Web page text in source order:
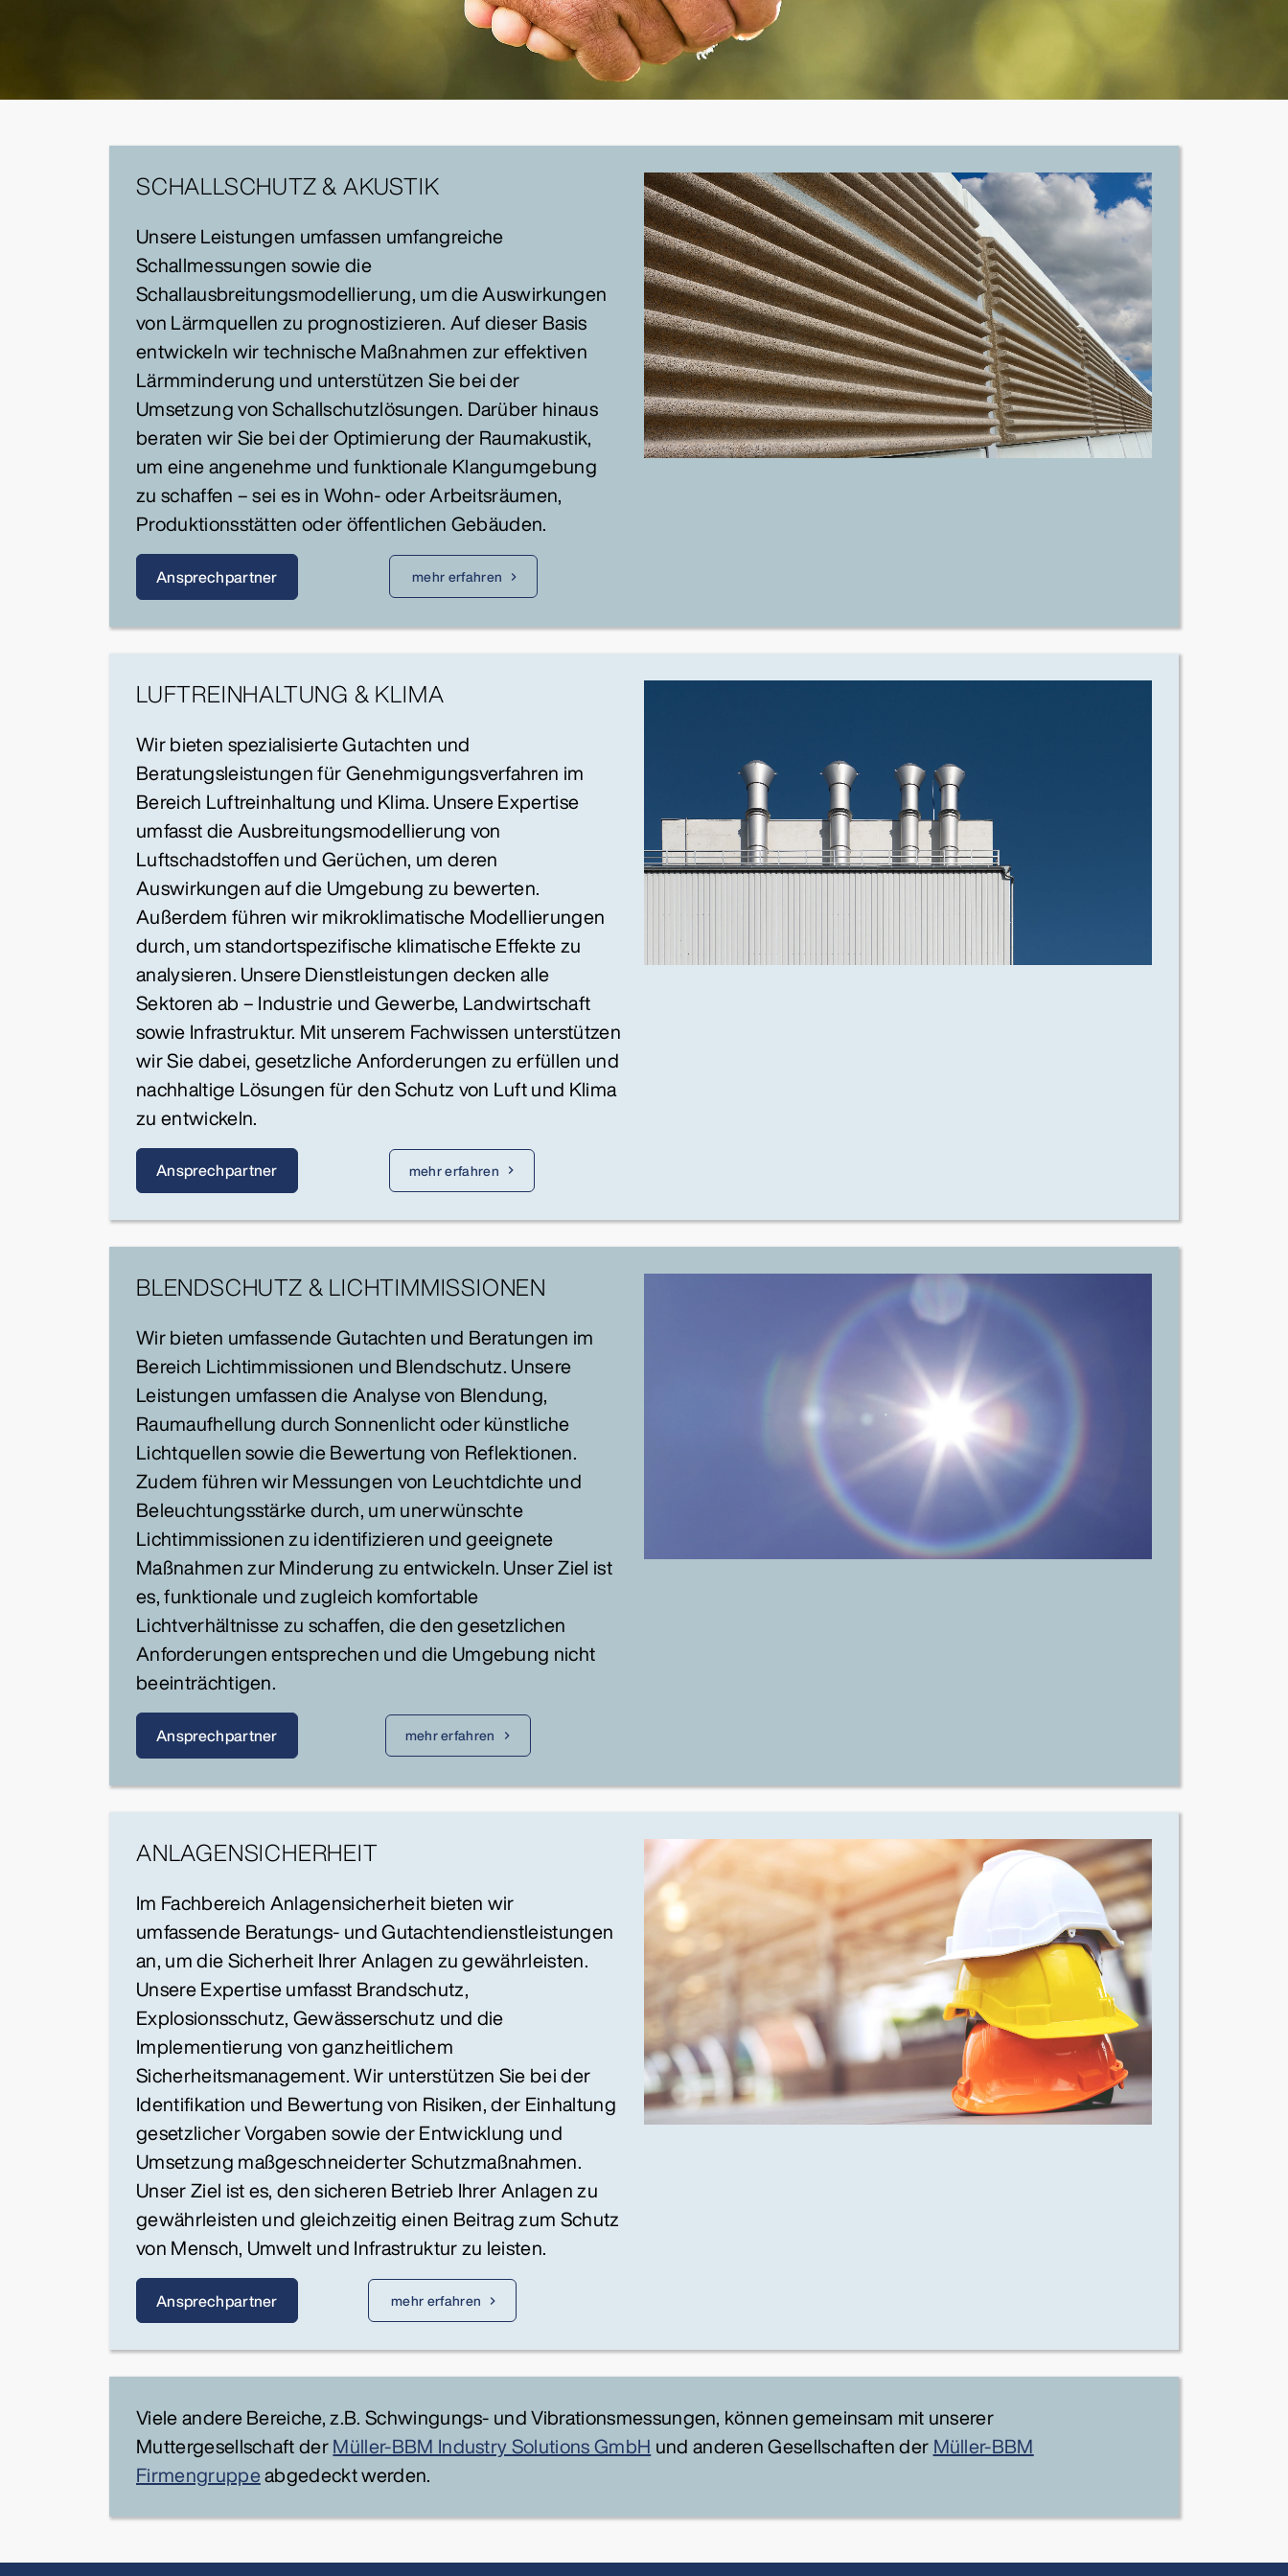
SCHALLSCHUTZ & AKUSTIK
Unsere Leistungen umfassen umfangreiche
Schallmessungen sowie die
Schallausbreitungsmodellierung, um die Auswirkungen
von Lärmquellen zu prognostizieren. Auf dieser Basis
entwickeln wir technische Maßnahmen zur effektiven
Lärmminderung und unterstützen Sie bei der
Umsetzung von Schallschutzlösungen. Darüber hinaus
beraten wir Sie bei der Optimierung der Raumakustik,
um eine angenehme und funktionale Klangumgebung
zu schaffen – sei es in Wohn- oder Arbeitsräumen,
Produktionsstätten oder öffentlichen Gebäuden.
Ansprechpartner mehr erfahren
LUFTREINHALTUNG & KLIMA
Wir bieten spezialisierte Gutachten und
Beratungsleistungen für Genehmigungsverfahren im
Bereich Luftreinhaltung und Klima. Unsere Expertise
umfasst die Ausbreitungsmodellierung von
Luftschadstoffen und Gerüchen, um deren
Auswirkungen auf die Umgebung zu bewerten.
Außerdem führen wir mikroklimatische Modellierungen
durch, um standortspezifische klimatische Effekte zu
analysieren. Unsere Dienstleistungen decken alle
Sektoren ab – Industrie und Gewerbe, Landwirtschaft
sowie Infrastruktur. Mit unserem Fachwissen unterstützen
wir Sie dabei, gesetzliche Anforderungen zu erfüllen und
nachhaltige Lösungen für den Schutz von Luft und Klima
zu entwickeln.
Ansprechpartner mehr erfahren
BLENDSCHUTZ & LICHTIMMISSIONEN
Wir bieten umfassende Gutachten und Beratungen im
Bereich Lichtimmissionen und Blendschutz. Unsere
Leistungen umfassen die Analyse von Blendung,
Raumaufhellung durch Sonnenlicht oder künstliche
Lichtquellen sowie die Bewertung von Reflektionen.
Zudem führen wir Messungen von Leuchtdichte und
Beleuchtungsstärke durch, um unerwünschte
Lichtimmissionen zu identifizieren und geeignete
Maßnahmen zur Minderung zu entwickeln. Unser Ziel ist
es, funktionale und zugleich komfortable
Lichtverhältnisse zu schaffen, die den gesetzlichen
Anforderungen entsprechen und die Umgebung nicht
beeinträchtigen.
Ansprechpartner mehr erfahren
ANLAGENSICHERHEIT
Im Fachbereich Anlagensicherheit bieten wir
umfassende Beratungs- und Gutachtendienstleistungen
an, um die Sicherheit Ihrer Anlagen zu gewährleisten.
Unsere Expertise umfasst Brandschutz,
Explosionsschutz, Gewässerschutz und die
Implementierung von ganzheitlichem
Sicherheitsmanagement. Wir unterstützen Sie bei der
Identifikation und Bewertung von Risiken, der Einhaltung
gesetzlicher Vorgaben sowie der Entwicklung und
Umsetzung maßgeschneiderter Schutzmaßnahmen.
Unser Ziel ist es, den sicheren Betrieb Ihrer Anlagen zu
gewährleisten und gleichzeitig einen Beitrag zum Schutz
von Mensch, Umwelt und Infrastruktur zu leisten.
Ansprechpartner mehr erfahren
Viele andere Bereiche, z.B. Schwingungs- und Vibrationsmessungen, können gemeinsam mit unserer
Muttergesellschaft derMüller-BBM Industry Solutions GmbH und anderen Gesellschaften der Müller-BBM
Firmengruppeabgedeckt werden.